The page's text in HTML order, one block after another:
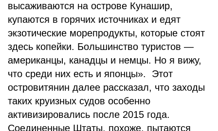
высаживаются на острове Кунашир,
купаются в горячих источниках и едят
экзотические морепродукты, которые стоят
здесь копейки. Большинство туристов —
американцы, канадцы и немцы. Но я вижу,
что среди них есть и японцы». Этот
островитянин далее рассказал, что заходы
таких круизных судов особенно
активизировались после 2015 года.
Соединенные Штаты, похоже, пытаются